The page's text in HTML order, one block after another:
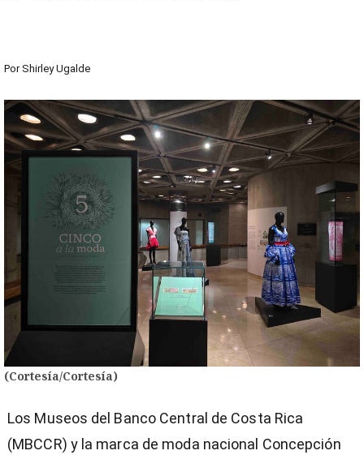
Por Shirley Ugalde
(Cortesía/Cortesía)
Los Museos del Banco Central de Costa Rica
(MBCCR) y la marca de moda nacional Concepción